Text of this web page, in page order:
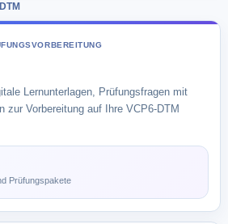
Lernunterlagen, Prüfungsfragen mit
zur Vorbereitung auf Ihre VCP6-DTM
Prüfungspakete